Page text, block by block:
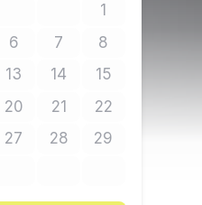
1No tickets
available
6No tickets available
7No tickets available
8No tickets
available
13No tickets available
14No tickets available
15No tickets
available
20No tickets available
21No tickets available
22No tickets
available
27No tickets available
28No tickets available
29No tickets